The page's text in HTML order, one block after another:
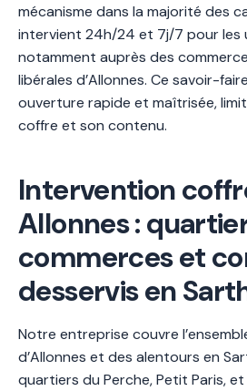
mécanisme dans la majorité des
intervient 24h/24 et 7j/7 pour les
notamment auprès des
libérales d’Allonnes. Ce savoir-
ouverture rapide et maîtrisée,
coffre et son contenu.
Intervention
Allonnes :
commerces et
desservis en
Notre entreprise couvre
d’Allonnes et des alentours en
quartiers du Perche, Petit Paris, et